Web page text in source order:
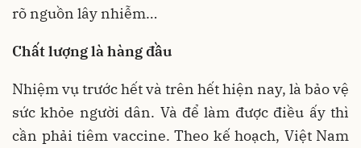
rõ nguồn lây nhiễm…
Chất lượng là hàng đầu
Nhiệm vụ trước hết và trên hết hiện nay, là bảo vệ
sức khỏe người dân. Và để làm được điều ấy thì
cần phải tiêm vaccine. Theo kế hoạch, Việt Nam